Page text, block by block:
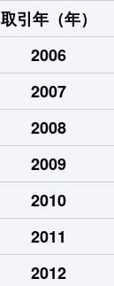
取引年（年）
2006
2007
2008
2009
2010
2011
2012